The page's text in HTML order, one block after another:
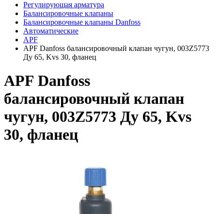
Регулирующая арматура
Балансировочные клапаны
Балансировочные клапаны Danfoss
Автоматические
APF
APF Danfoss балансировочный клапан чугун, 003Z5773
Ду 65, Kvs 30, фланец
APF Danfoss
балансировочный клапан
чугун, 003Z5773 Ду 65, Kvs
30, фланец